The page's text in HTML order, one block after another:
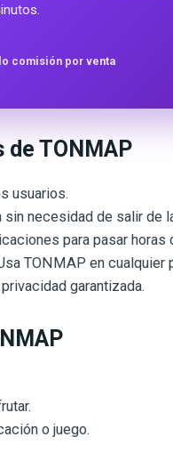
comisión por venta
TONMAP
usuarios.
sin necesidad de salir de
para pasar horas
TONMAP en cualquier
garantizada.
o juego.